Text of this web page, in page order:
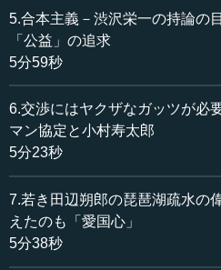
明治維新の元勲たちは、下級
て、いつ斬り殺されてもおかし
ら、どこかに煮ても焼いても食
えば日清戦争までの日本外交を
事件に関与して捕まり、投獄さ
りクビが飛んだ人物だったが、
て復活し、日清講和条約の調印
ところが、日露戦争後のポー
めた小村寿太郎の世代は、もは
ていない。彼は大変な秀才で、
5.合本主義－渋沢栄一の持論の
「公益」の追求
5分59秒
6.交渉にはヤクザなガッツが必
マン協定と小村寿太郎
5分23秒
7.若き田辺朔郎の琵琶湖疏水の
えたのも「愛国心」
5分38秒